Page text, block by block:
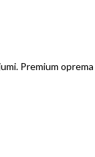
Premium